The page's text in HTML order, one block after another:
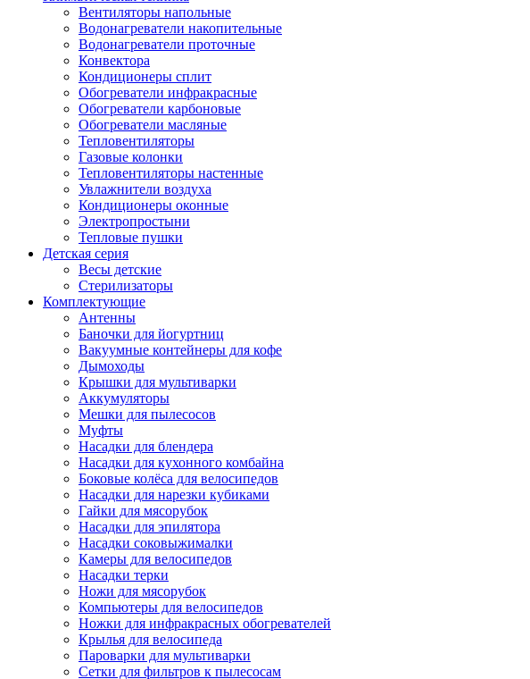
Вентиляторы напольные
Водонагреватели накопительные
Водонагреватели проточные
Конвектора
Кондиционеры сплит
Обогреватели инфракрасные
Обогреватели карбоновые
Обогреватели масляные
Тепловентиляторы
Газовые колонки
Тепловентиляторы настенные
Увлажнители воздуха
Кондиционеры оконные
Электропростыни
Тепловые пушки
Детская серия
Весы детские
Стерилизаторы
Комплектующие
Антенны
Баночки для йогуртниц
Вакуумные контейнеры для кофе
Дымоходы
Крышки для мультиварки
Аккумуляторы
Мешки для пылесосов
Муфты
Насадки для блендера
Насадки для кухонного комбайна
Боковые колёса для велосипедов
Насадки для нарезки кубиками
Гайки для мясорубок
Насадки для эпилятора
Насадки соковыжималки
Камеры для велосипедов
Насадки терки
Ножи для мясорубок
Компьютеры для велосипедов
Ножки для инфракрасных обогревателей
Крылья для велосипеда
Пароварки для мультиварки
Сетки для фильтров к пылесосам